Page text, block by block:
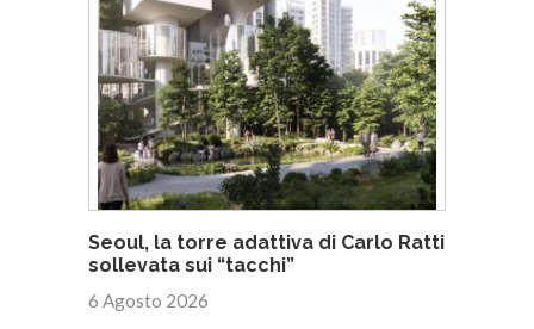
Seoul, la torre adattiva di Carlo Ratti
sollevata sui “tacchi”
6 Agosto 2026